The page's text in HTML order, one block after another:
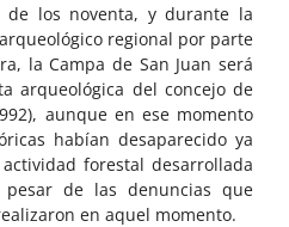
de los noventa, y durante la
regional por parte
la Campa de San Juan será
arqueológica del concejo de
aunque en ese momento
habían desaparecido ya
forestal desarrollada
de las denuncias que
en aquel momento.